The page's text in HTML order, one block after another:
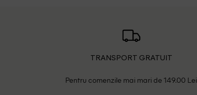
TRANSPORT GRATUIT
Pentru comenzile mai mari de 149.00 Lei